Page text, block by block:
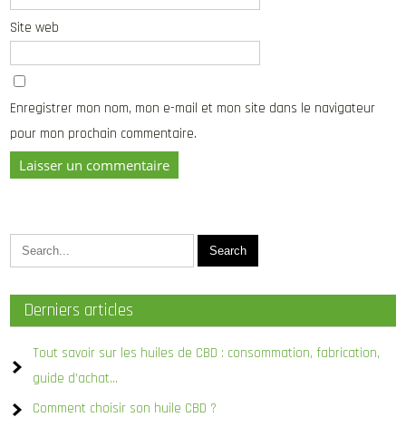
Site web
Enregistrer mon nom, mon e-mail et mon site dans le navigateur
pour mon prochain commentaire.
Derniers articles
Tout savoir sur les huiles de CBD : consommation, fabrication,
guide d’achat…
Comment choisir son huile CBD ?